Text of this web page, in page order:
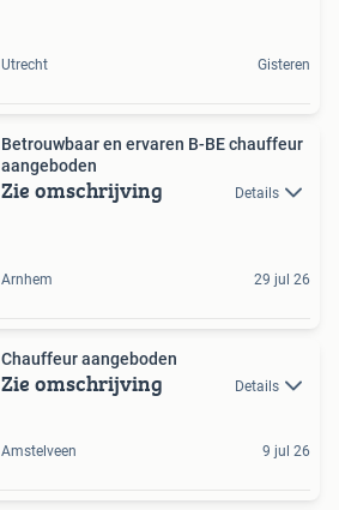
Utrecht Gisteren
Betrouwbaar en ervaren B-BE chauffeur
aangeboden
Zie omschrijving Details
Arnhem 29 jul 26
Chauffeur aangeboden
Zie omschrijving Details
Amstelveen 9 jul 26